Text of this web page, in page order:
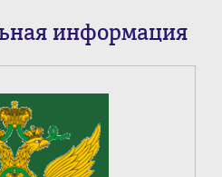
информация